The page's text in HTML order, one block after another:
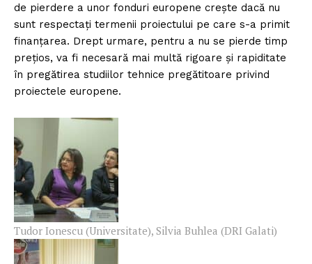
de pierdere a unor fonduri europene crește dacă nu
sunt respectați termenii proiectului pe care s-a primit
finanțarea. Drept urmare, pentru a nu se pierde timp
prețios, va fi necesară mai multă rigoare și rapiditate
în pregătirea studiilor tehnice pregătitoare privind
proiectele europene.
Tudor Ionescu (Universitate), Silvia Buhlea (DRI Galati)